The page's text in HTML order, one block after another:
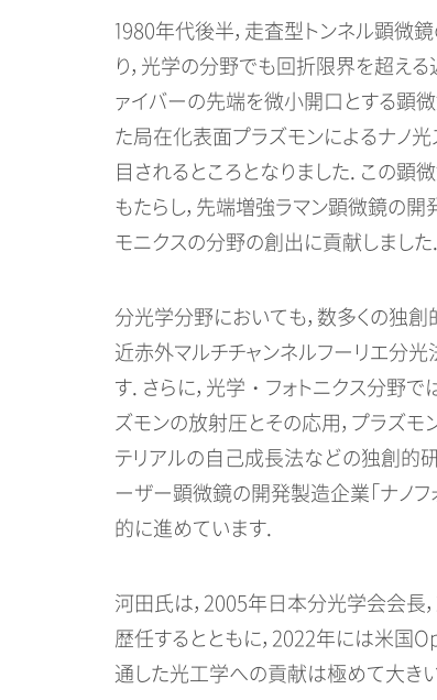
1980年代後半，走査型トンネル顕微
り，光学の分野でも回折限界を超え
ァイバーの先端を微小開口とする顕
た局在化表面プラズモンによるナノ
目されるところとなりました．この
もたらし，先端増強ラマン顕微鏡の
モニクスの分野の創出に貢献しました．
分光学分野においても，数多くの独
近赤外マルチチャンネルフーリエ分
す．さらに，光学・フォトニクス分野
ズモンの放射圧とその応用，プラズモ
テリアルの自己成長法などの独創的
ーザー顕微鏡の開発製造企業「ナノ
的に進めています．
河田氏は，2005年日本分光学会会長
歴任するとともに，2022年には米国
通した光工学への貢献は極めて大きい